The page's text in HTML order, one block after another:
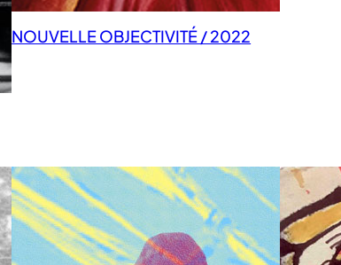
NOUVELLE OBJECTIVITÉ / 2022